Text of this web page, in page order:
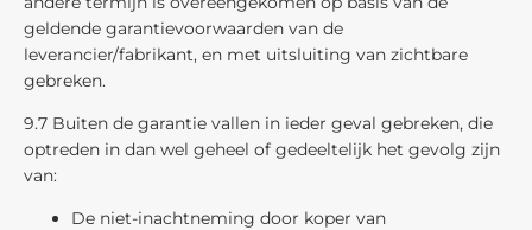
geldende garantievoorwaarden van de
leverancier/fabrikant, en met uitsluiting van zichtbare
gebreken.
9.7 Buiten de garantie vallen in ieder geval gebreken, die
optreden in dan wel geheel of gedeeltelijk het gevolg zijn
van:
De niet-inachtneming door koper van